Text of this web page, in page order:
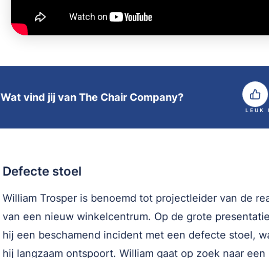
Wat vind jij van The Chair Company?
LEUK
Defecte stoel
William Trosper is benoemd tot projectleider van de
van een nieuw winkelcentrum. Op de grote
hij een beschamend incident met een defecte stoel,
hij langzaam ontspoort. William gaat op zoek naar een